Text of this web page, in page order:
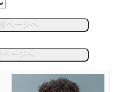
ページへ
ページへ